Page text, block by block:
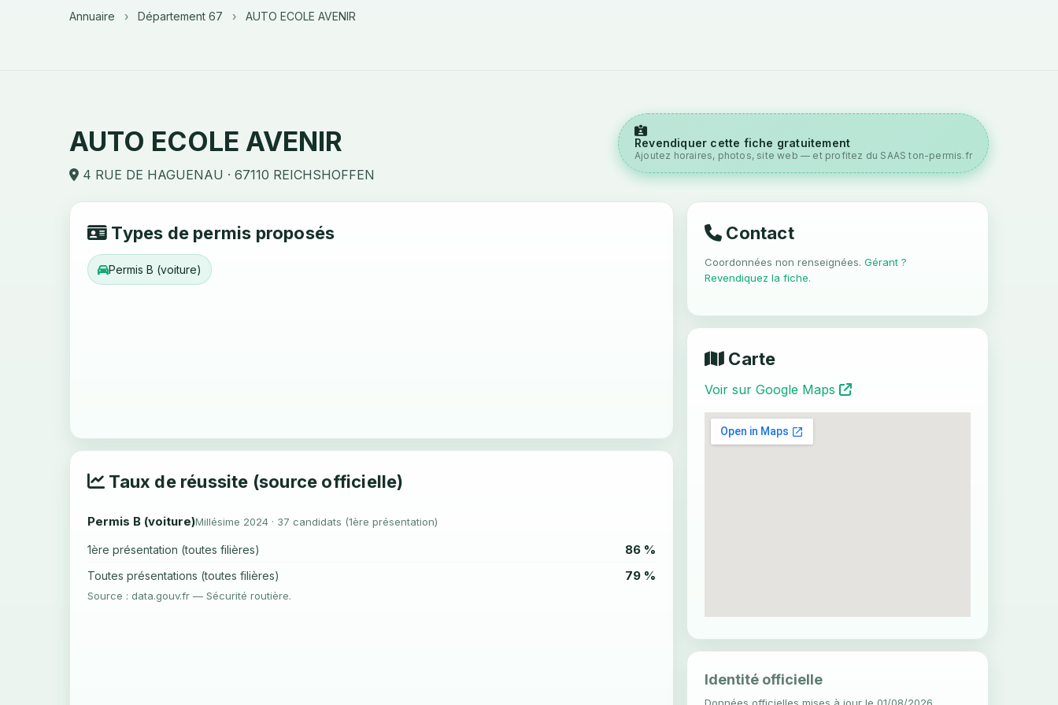
Annuaire › Département 67 › AUTO ECOLE AVENIR
AUTO ECOLE AVENIR
4 RUE DE HAGUENAU · 67110 REICHSHOFFEN
Revendiquer cette fiche gratuitement
Ajoutez horaires, photos, site web — et profitez du SAAS ton-permis.fr
Types de permis proposés
Permis B (voiture)
Taux de réussite (source officielle)
Permis B (voiture)Millésime 2024 · 37 candidats (1ère présentation)
1ère présentation (toutes filières) 86 %
Toutes présentations (toutes filières) 79 %
Source : data.gouv.fr — Sécurité routière.
Contact
Coordonnées non renseignées. Gérant ?
Revendiquez la fiche.
Carte
Voir sur Google Maps
Identité officielle